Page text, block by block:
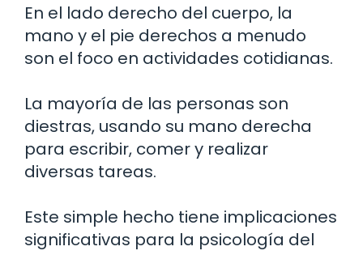
En el lado derecho del cuerpo, la
mano y el pie derechos a menudo
son el foco en actividades cotidianas.
La mayoría de las personas son
diestras, usando su mano derecha
para escribir, comer y realizar
diversas tareas.
Este simple hecho tiene implicaciones
significativas para la psicología del